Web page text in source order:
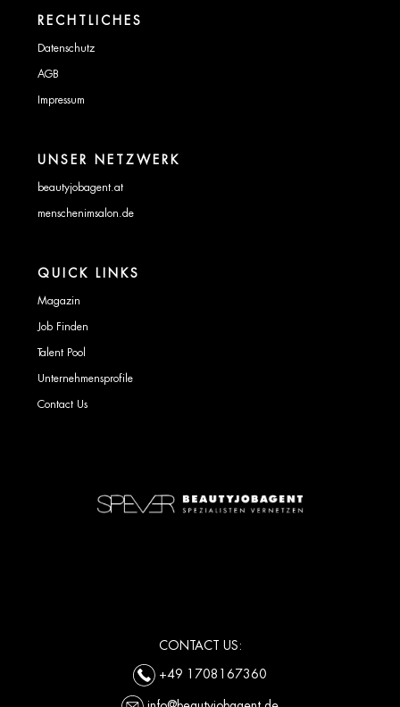
RECHTLICHES
Datenschutz
AGB
Impressum
UNSER NETZWERK
beautyjobagent.at
menschenimsalon.de
QUICK LINKS
Magazin
Job Finden
Talent Pool
Unternehmensprofile
Contact Us
CONTACT US:
+49 1708167360